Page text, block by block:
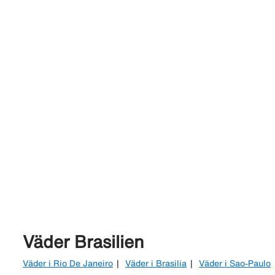
Väder Brasilien
Väder i Rio De Janeiro Väder i Brasilia Väder i Sao-Paulo